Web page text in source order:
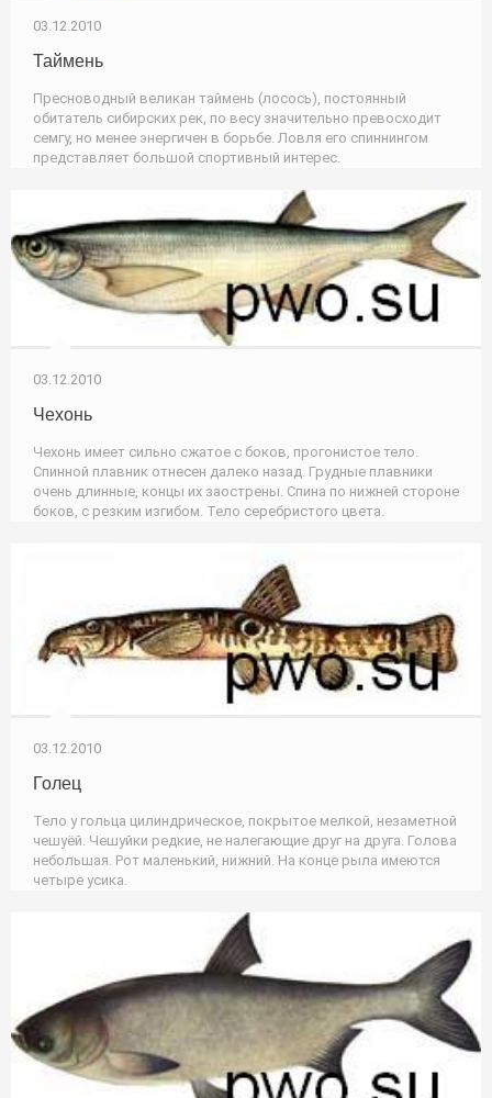
03.12.2010
Таймень
Пресноводный великан таймень (лосось), постоянный
обитатель сибирских рек, по весу значительно превосходит
семгу, но менее энергичен в борьбе. Ловля его спиннингом
представляет большой спортивный интерес.
03.12.2010
Чехонь
Чехонь имеет сильно сжатое с боков, прогонистое тело.
Спинной плавник отнесен далеко назад. Грудные плавники
очень длинные, концы их заострены. Спина по нижней стороне
боков, с резким изгибом. Тело серебристого цвета.
03.12.2010
Голец
Тело у гольца цилиндрическое, покрытое мелкой, незаметной
чешуёй. Чешуйки редкие, не налегающие друг на друга. Голова
небольшая. Рот маленький, нижний. На конце рыла имеются
четыре усика.